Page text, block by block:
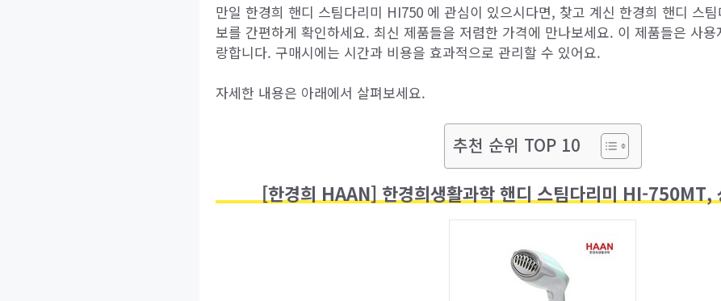
만일 한경희 핸디 스팀다리미 HI750 에 관심이 있으시다면, 찾고 계신 한경희 핸디 스
보를 간편하게 확인하세요. 최신 제품들을 저렴한 가격에 만나보세요. 이 제품들은 사
랑합니다. 구매시에는 시간과 비용을 효과적으로 관리할 수 있어요.
자세한 내용은 아래에서 살펴보세요.
추천 순위 TOP 10
[한경희 HAAN] 한경희생활과학 핸디 스팀다리미 HI-750MT,